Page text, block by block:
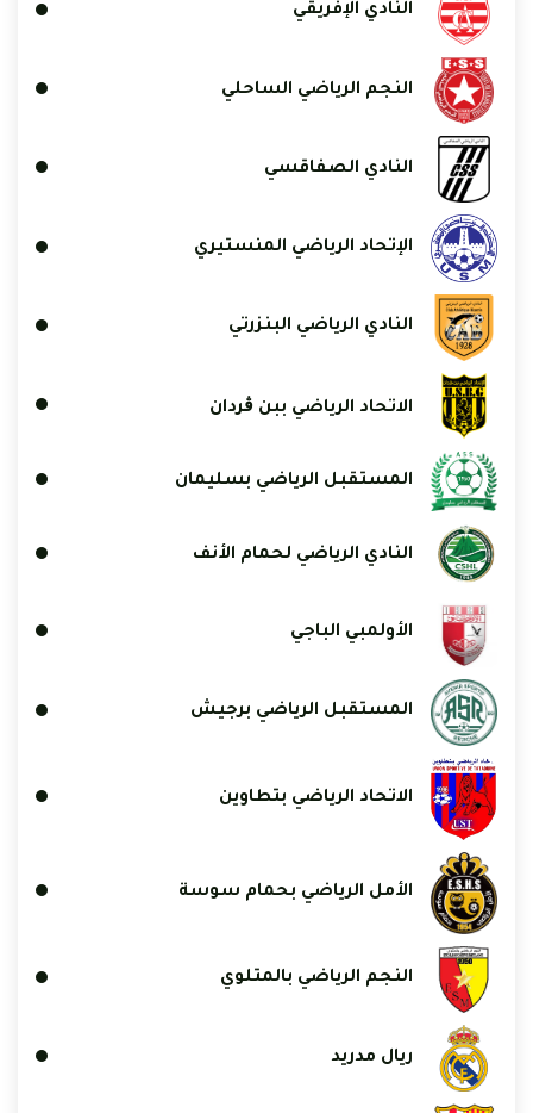
النادي الإفريقي
النجم الرياضي الساحلي
النادي الصفاقسي
الإتحاد الرياضي المنستيري
النادي الرياضي البنزرتي
الاتحاد الرياضي ببن ڨردان
المستقبل الرياضي بسليمان
النادي الرياضي لحمام الأنف
الأولمبي الباجي
المستقبل الرياضي برجيش
الاتحاد الرياضي بتطاوين
الأمل الرياضي بحمام سوسة
النجم الرياضي بالمتلوي
ريال مدريد